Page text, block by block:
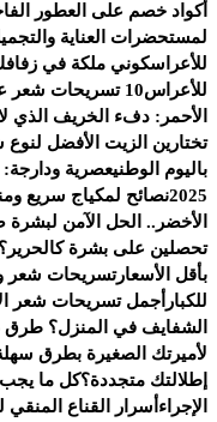
أكواد خصم على العطور
لمستحضرات العناية
للأعراسكوني ملكة في
للأعراس10 تسريحات شعر عروس كيرلي أنيقة بالصور
الأحمر: دفء الخريف الذي
تختارين الزيت الأفضل
باليوم الوطنيعصرية
2025نصائح لمكياج سريع
الأخضر.. الحل الآمن لبشرة
تحصلين على بشرة كالحرير؟
بأقل الأسعارتسريحات شعر
للكبار أجمل تسريحات شعر
الشفايف في المنزل؟ طرق
لأميرتك الصغيرة بطرق
إطلالتك متجددة؟كل ما يجب
الإجراء أسرار القناع